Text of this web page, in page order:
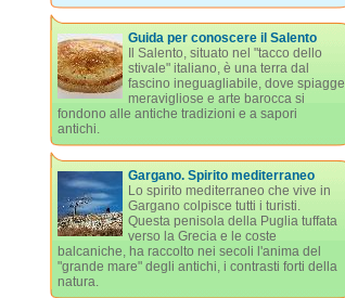
Guida per conoscere il Salento
Il Salento, situato nel "tacco dello
stivale" italiano, è una terra dal
fascino ineguagliabile, dove spiagge
meravigliose e arte barocca si
fondono alle antiche tradizioni e a sapori
antichi.
Gargano. Spirito mediterraneo
Lo spirito mediterraneo che vive in
Gargano colpisce tutti i turisti.
Questa penisola della Puglia tuffata
verso la Grecia e le coste
balcaniche, ha raccolto nei secoli l'anima del
"grande mare" degli antichi, i contrasti forti della
natura.